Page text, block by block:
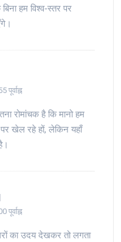
हम विश्व‑स्तर पर
रोमांचक है कि मानो हम
खेल रहे हों, लेकिन यहाँ
का उदय देखकर तो लगता